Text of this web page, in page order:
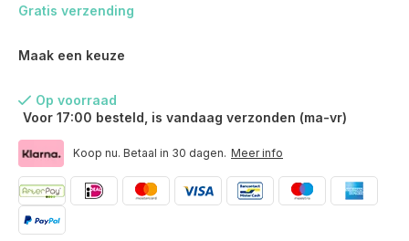
Gratis verzending
Maak een keuze
Op voorraad
Voor 17:00 besteld, is vandaag verzonden (ma-vr)
Koop nu. Betaal in 30 dagen. Meer info